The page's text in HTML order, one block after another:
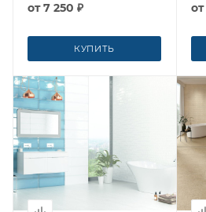
от7 250 ₽
КУПИТЬ
от